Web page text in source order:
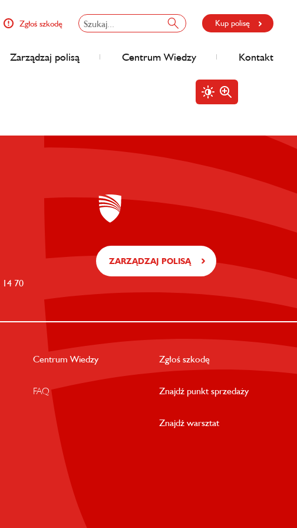
Zgłoś szkodę Kup polisę
Zarządzaj polisą Centrum Wiedzy Kontakt
70
ZARZĄDZAJ POLISĄ
Centrum Wiedzy
FAQ
Zgłoś szkodę
Znajdź punkt sprzedaży
Znajdź warsztat